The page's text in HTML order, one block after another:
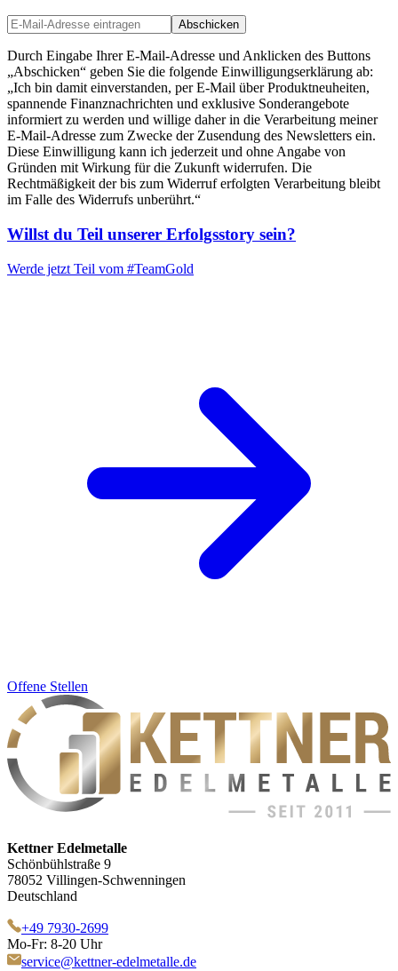
Abschicken
Durch Eingabe Ihrer E-Mail-Adresse und Anklicken des Buttons
„Abschicken“ geben Sie die folgende Einwilligungserklärung ab:
„Ich bin damit einverstanden, per E-Mail über Produktneuheiten,
spannende Finanznachrichten und exklusive Sonderangebote
informiert zu werden und willige daher in die Verarbeitung meiner
E-Mail-Adresse zum Zwecke der Zusendung des Newsletters ein.
Diese Einwilligung kann ich jederzeit und ohne Angabe von
Gründen mit Wirkung für die Zukunft widerrufen. Die
Rechtmäßigkeit der bis zum Widerruf erfolgten Verarbeitung bleibt
im Falle des Widerrufs unberührt.“
Willst du Teil unserer Erfolgsstory sein?
Werde jetzt Teil vom #TeamGold
Offene Stellen
Kettner Edelmetalle
Schönbühlstraße 9
78052 Villingen-Schwenningen
Deutschland
+49 7930-2699
Mo-Fr: 8-20 Uhr
service@kettner-edelmetalle.de